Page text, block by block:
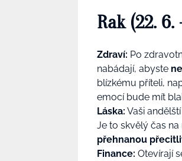
Rak (22. 6.
Zdraví: Po
nabádají, abyste
blízkému příteli,
emocí bude mít
Láska: Vaši
Je to skvělý čas
přehnanou
Finance: Otevírají